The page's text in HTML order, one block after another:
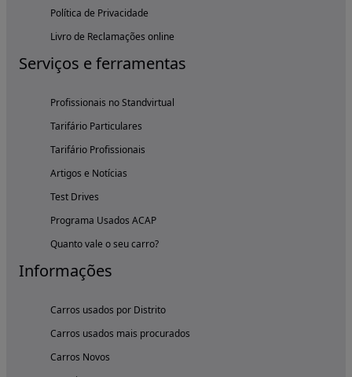
Política de Privacidade
Livro de Reclamações online
Serviços e ferramentas
Profissionais no Standvirtual
Tarifário Particulares
Tarifário Profissionais
Artigos e Notícias
Test Drives
Programa Usados ACAP
Quanto vale o seu carro?
Informações
Carros usados por Distrito
Carros usados mais procurados
Carros Novos